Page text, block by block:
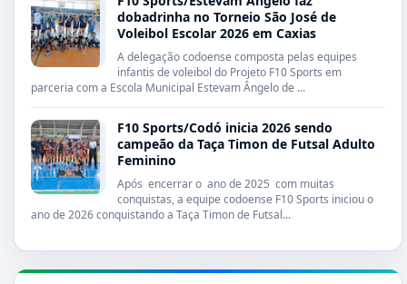
dobadrinha no Torneio São José de
Voleibol Escolar 2026 em Caxias
A delegação codoense composta pelas equipes
infantis de voleibol do Projeto F10 Sports em
parceria com a Escola Municipal Estevam Ângelo de ...
F10 Sports/Codó inicia 2026 sendo
campeão da Taça Timon de Futsal Adulto
Feminino
Após encerrar o ano de 2025 com muitas
conquistas, a equipe codoense F10 Sports iniciou o
ano de 2026 conquistando a Taça Timon de Futsal...